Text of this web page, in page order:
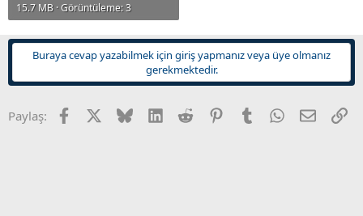
15.7 MB · Görüntüleme: 3
Buraya cevap yazabilmek için giriş yapmanız veya üye olmanız
gerekmektedir.
Paylaş: Facebook BlueskyLinkedInReddit PinterestTumblr WhatsApp
E-posta